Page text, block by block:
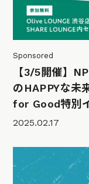
Sponsored
【3/5開催】
のHAPPYな未
for Good特別
2025.02.17